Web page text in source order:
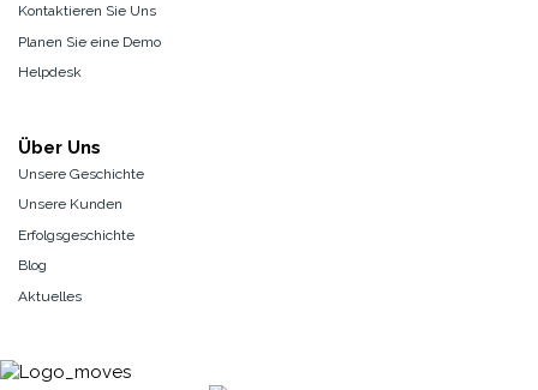
Kontaktieren Sie Uns
Planen Sie eine Demo
Helpdesk
Über Uns
Unsere Geschichte
Unsere Kunden
Erfolgsgeschichte
Blog
Aktuelles